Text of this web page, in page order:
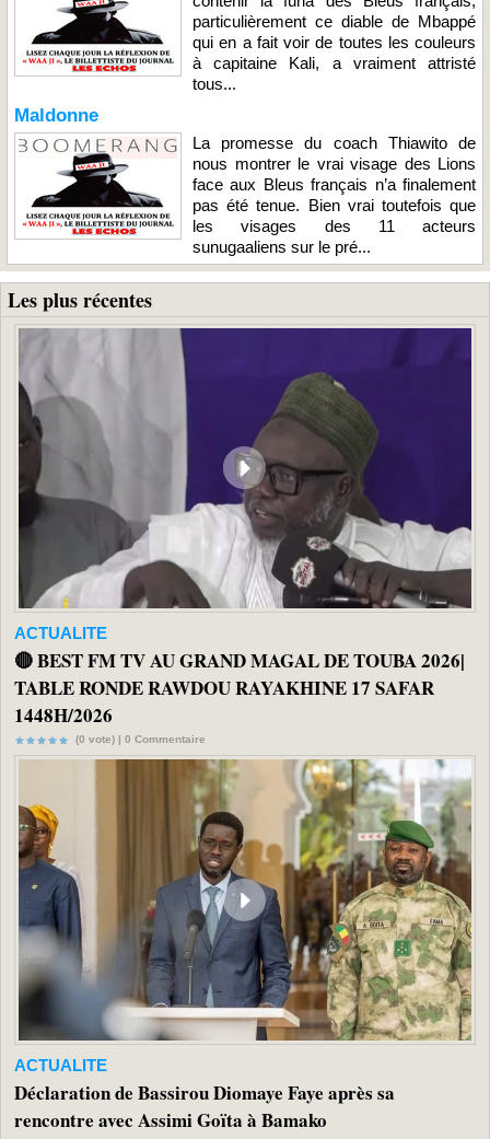
particulièrement ce diable de Mbappé
qui en a fait voir de toutes les couleurs
à capitaine Kali, a vraiment attristé
tous...
Maldonne
La promesse du coach Thiawito de
nous montrer le vrai visage des Lions
face aux Bleus français n’a finalement
pas été tenue. Bien vrai toutefois que
les visages des 11 acteurs
sunugaaliens sur le pré...
Les plus récentes
ACTUALITE
🔴 BEST FM TV AU GRAND MAGAL DE TOUBA 2026|
TABLE RONDE RAWDOU RAYAKHINE 17 SAFAR
1448H/2026
(0 vote) | 0 Commentaire
ACTUALITE
Déclaration de Bassirou Diomaye Faye après sa
rencontre avec Assimi Goïta à Bamako